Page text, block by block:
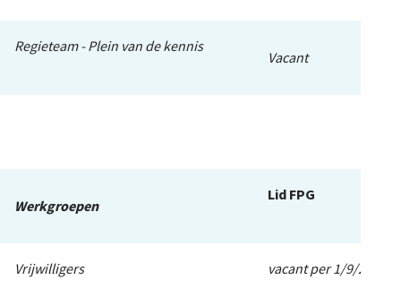
Regieteam - Plein van de kennis
Vacant
Werkgroepen
Lid FPG
Vrijwilligers vacant per 1/9/2022